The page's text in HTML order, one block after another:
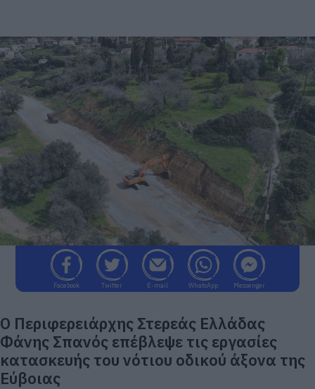
Facebook Twitter E-mail WhatsApp Messenger
Ο Περιφερειάρχης Στερεάς Ελλάδας
Φάνης Σπανός επέβλεψε τις εργασίες
κατασκευής του νότιου οδικού άξονα της
Εύβοιας